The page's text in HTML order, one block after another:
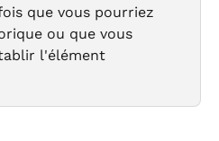
que vous pourriez
ou que vous
l'élément